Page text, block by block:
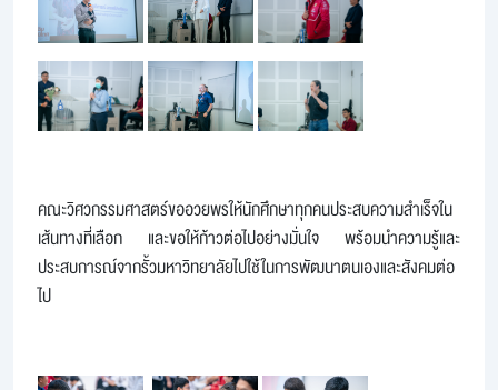
คณะวิศวกรรมศาสตร์ขออวยพรให้นักศึกษาทุกคนประสบความสำเร็จใน
เส้นทางที่เลือก และขอให้ก้าวต่อไปอย่างมั่นใจ พร้อมนำความรู้และ
ประสบการณ์จากรั้วมหาวิทยาลัยไปใช้ในการพัฒนาตนเองและสังคมต่อ
ไป